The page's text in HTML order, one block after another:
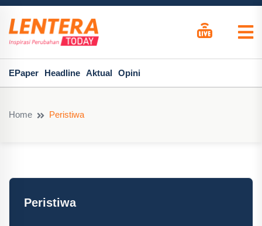
EPaper Headline Aktual Opini
Home Peristiwa
Peristiwa